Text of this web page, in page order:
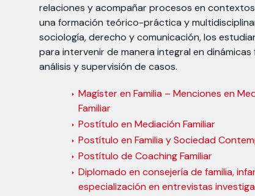
relaciones y acompañar procesos en
una formación teórico-práctica y
sociología, derecho y comunicación, los
para intervenir de manera integral en
análisis y supervisión de casos.
Magíster en Familia – Menciones en
Familiar
Postítulo en Mediación Familiar
Postítulo en Familia y Sociedad
Postítulo de Coaching Familiar
Diplomado en consejería de familia,
especialización en entrevistas